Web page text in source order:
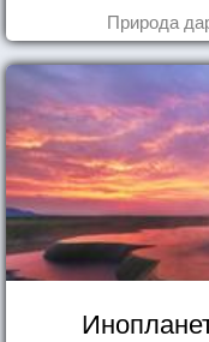
Природа